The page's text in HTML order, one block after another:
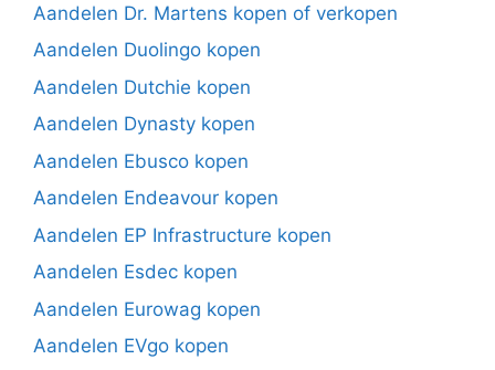
Aandelen Dr. Martens kopen of verkopen
Aandelen Duolingo kopen
Aandelen Dutchie kopen
Aandelen Dynasty kopen
Aandelen Ebusco kopen
Aandelen Endeavour kopen
Aandelen EP Infrastructure kopen
Aandelen Esdec kopen
Aandelen Eurowag kopen
Aandelen EVgo kopen